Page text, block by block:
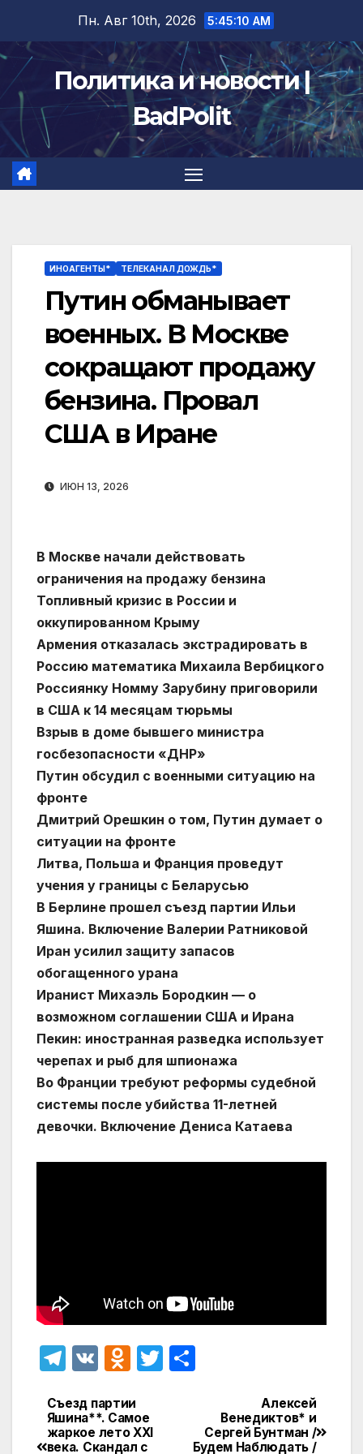
содержимому
Пн. Авг 10th, 2026 5:45:10 AM
Политика и новости |
BadPolit
ИНОАГЕНТЫ* ТЕЛЕКАНАЛ ДОЖДЬ*
Путин обманывает
военных. В Москве
сокращают продажу
бензина. Провал
США в Иране
ИЮН 13, 2026
В Москве начали действовать
ограничения на продажу бензина
Топливный кризис в России и
оккупированном Крыму
Армения отказалась экстрадировать в
Россию математика Михаила Вербицкого
Россиянку Номму Зарубину приговорили
в США к 14 месяцам тюрьмы
Взрыв в доме бывшего министра
госбезопасности «ДНР»
Путин обсудил с военными ситуацию на
фронте
Дмитрий Орешкин о том, Путин думает о
ситуации на фронте
Литва, Польша и Франция проведут
учения у границы с Беларусью
В Берлине прошел съезд партии Ильи
Яшина. Включение Валерии Ратниковой
Иран усилил защиту запасов
обогащенного урана
Иранист Михаэль Бородкин — о
возможном соглашении США и Ирана
Пекин: иностранная разведка использует
черепах и рыб для шпионажа
Во Франции требуют реформы судебной
системы после убийства 11-летней
девочки. Включение Дениса Катаева
T
e
gr
V
O
n
o
T
р
Навигация
по
Алексей
Венедиктов* и
Сергей Бунтман /
Будем Наблюдать /
Съезд партии
Яшина**. Самое
жаркое лето XXI
века. Скандал с